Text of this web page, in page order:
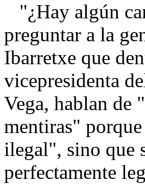
"¿Hay algún
preguntar a la
Ibarretxe que
vicepresidenta
Vega, hablan de
mentiras"
ilegal", sino que
perfectamente